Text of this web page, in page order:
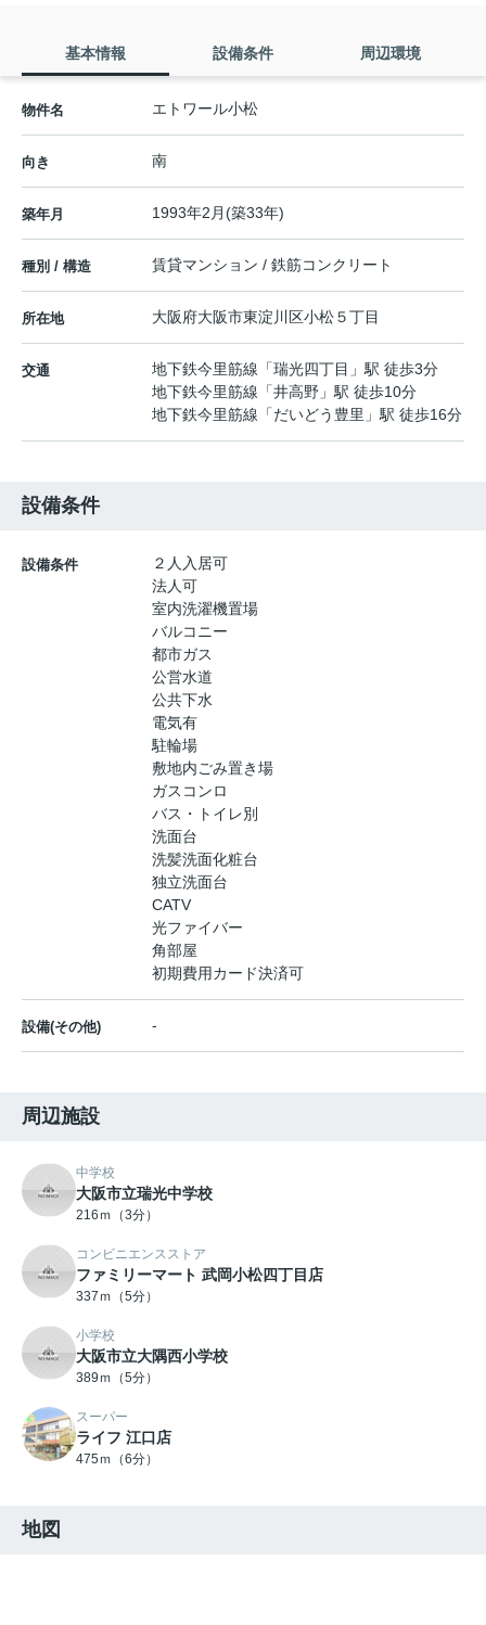
基本情報 設備条件 周辺環境
物件名 エトワール小松
向き 南
築年月 1993年2月(築33年)
種別 / 構造 賃貸マンション / 鉄筋コンクリート
所在地 大阪府大阪市東淀川区小松５丁目
交通 地下鉄今里筋線 「瑞光四丁目 」駅 徒歩3分
地下鉄今里筋線 「井高野 」駅 徒歩10分
地下鉄今里筋線 「だいどう豊里 」駅 徒歩16分
設備条件
設備条件
２人入居可
法人可
室内洗濯機置場
バルコニー
都市ガス
公営水道
公共下水
電気有
駐輪場
敷地内ごみ置き場
ガスコンロ
バス・トイレ別
洗面台
洗髪洗面化粧台
独立洗面台
CATV
光ファイバー
角部屋
初期費用カード決済可
設備(その他) -
周辺施設
中学校
大阪市立瑞光中学校
216ｍ（3分）
コンビニエンスストア
ファミリーマート 武岡小松四丁目店
337ｍ（5分）
小学校
大阪市立大隅西小学校
389ｍ（5分）
スーパー
ライフ 江口店
475ｍ（6分）
地図